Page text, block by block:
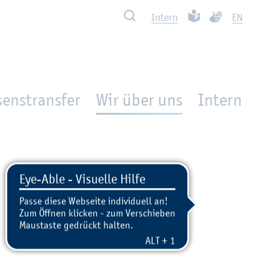
Such­ben In­tern Leich­te Spra­che
EN
Wir über uns In­tern